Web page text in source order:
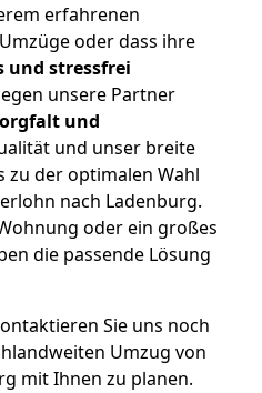
erfahrenen
oder dass ihre
und stressfrei
unsere Partner
und
und unser breite
zu der optimalen Wahl
nach Ladenburg.
oder ein großes
die passende Lösung
Sie uns noch
Umzug von
mit Ihnen zu planen.